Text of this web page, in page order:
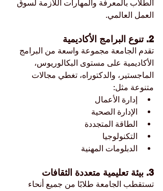
الطلاب بالمعرفة والمهارات اللازمة لسوق
العمل العالمي.
2. تنوع البرامج الأكاديمية
تقدم الجامعة مجموعة واسعة من البرامج
الأكاديمية على مستوى البكالوريوس،
الماجستير، والدكتوراه، تغطي مجالات
متنوعة مثل:
إدارة الأعمال
الإدارة الصحية
الطاقة المتجددة
التكنولوجيا
الدبلومات المهنية
3. بيئة تعليمية متعددة الثقافات
تستقطب الجامعة طلابًا من جميع أنحاء